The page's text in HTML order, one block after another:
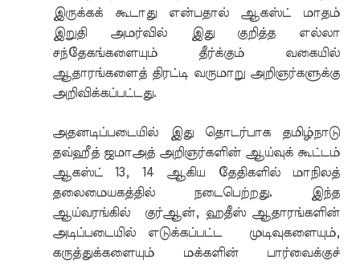
இருக்கக் கூடாது என்பதால் ஆகஸ்ட் மாதம்
இறுதி அமர்வில் இது குறித்த எல்லா
சந்தேகங்களையும் தீர்க்கும் வகையில்
ஆதாரங்களைத் திரட்டி வருமாறு அறிஞர்களுக்கு
அறிவிக்கப்பட்டது.
அதனடிப்படையில் இது தொடர்பாக தமிழ்நாடு
தவ்ஹீத் ஜமாஅத் அறிஞர்களின் ஆய்வுக் கூட்டம்
ஆகஸ்ட் 13, 14 ஆகிய தேதிகளில் மாநிலத்
தலைமையகத்தில் நடைபெற்றது. இந்த
ஆய்வரங்கில் குர்ஆன், ஹதீஸ் ஆதாரங்களின்
அடிப்படையில் எடுக்கப்பட்ட முடிவுகளையும்,
கருத்துக்களையும் மக்களின் பார்வைக்குச்